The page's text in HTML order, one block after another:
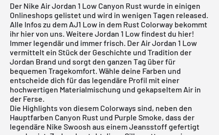
Der Nike Air Jordan 1 Low Canyon Rust wurde in einigen
Onlineshops gelistet und wird in wenigen Tagen released.
Alle Infos zu dem AJ1 Low in dem Rust Colorway bekommt
ihr hier von uns. Weitere Jordan 1 Lowfindest du hier!
Immer legendär und immer frisch. Der Air Jordan 1 Low
vermittelt ein Stück der Geschichte und Tradition der
Jordan Brand und sorgt den ganzen Tag über für
bequemen Tragekomfort. Wähle deine Farben und
entscheide dich für das legendäre Profil mit einer
hochwertigen Materialmischung und gekapseltem Air in
der Ferse.
Die Highlights von diesem Colorways sind, neben den
Hauptfarben Canyon Rust und Purple Smoke, dass der
legendäre Nike Swoosh aus einem Jeansstoff gefertigt